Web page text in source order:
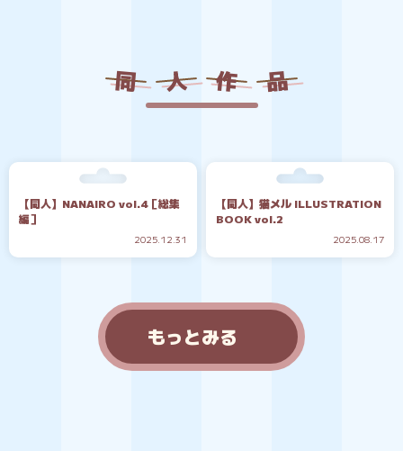
同 人 作 品
【同人】NANAIRO vol.4［総集
編］
2025.12.31
【同人】猫メル ILLUSTRATION
BOOK vol.2
2025.08.17
もっとみる